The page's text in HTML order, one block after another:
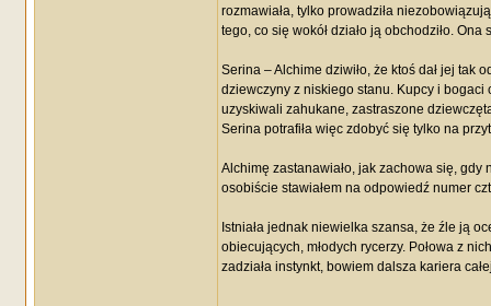
rozmawiała, tylko prowadziła
tego, co się wokół działo ją obchodziło.
Serina – Alchime dziwiło, że ktoś dał jej tak
dziewczyny z niskiego stanu. Kupcy i bogaci
uzyskiwali zahukane, zastraszone
Serina potrafiła więc zdobyć się tylko na
Alchimę zastanawiało, jak zachowa się, gdy
osobiście stawiałem na odpowiedź numer
Istniała jednak niewielka szansa, że źle ją
obiecujących, młodych rycerzy. Połowa z
zadziała instynkt, bowiem dalsza kariera